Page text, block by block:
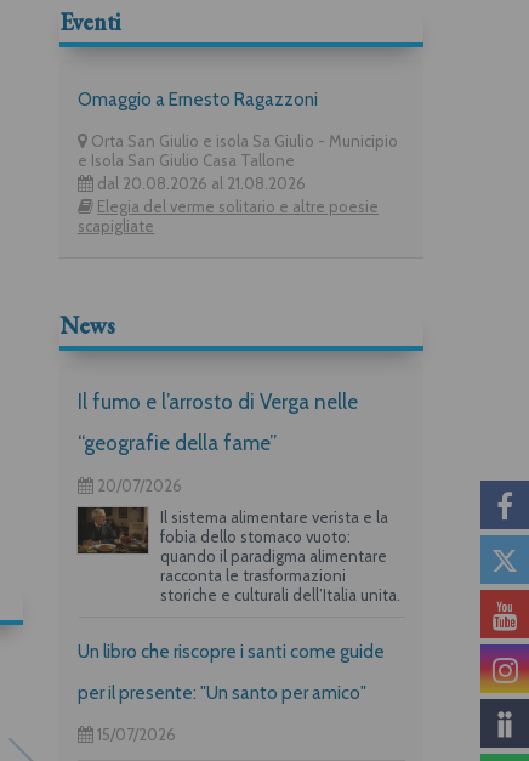
Eventi
Omaggio a Ernesto Ragazzoni
Orta San Giulio e isola Sa Giulio - Municipio
e Isola San Giulio Casa Tallone
dal 20.08.2026 al 21.08.2026
Elegia del verme solitario e altre poesie
scapigliate
News
Il fumo e l’arrosto di Verga nelle
“geografie della fame”
20/07/2026
Il sistema alimentare verista e la
fobia dello stomaco vuoto:
quando il paradigma alimentare
racconta le trasformazioni
storiche e culturali dell’Italia unita.
Un libro che riscopre i santi come guide
per il presente: "Un santo per amico"
15/07/2026